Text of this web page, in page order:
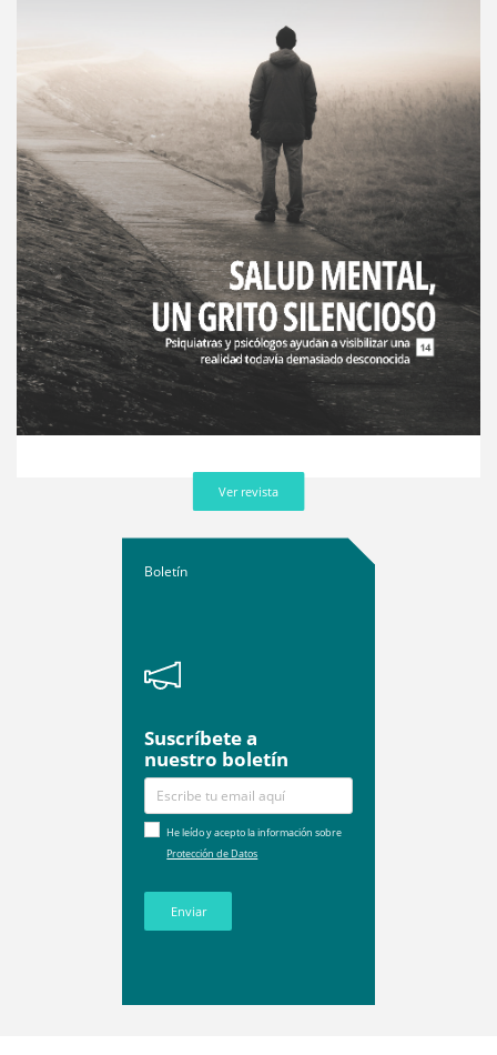
Ver revista
Boletín
Suscríbete a
nuestro boletín
He leído y acepto la información sobre
Protección de Datos
Enviar